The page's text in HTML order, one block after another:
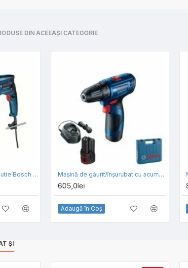
DIN ACEEAȘI CATEGORIE
Masina de gaurit cu percutie Bosch GSB 18-2 RE Maşină de găurit/înşurubat cu acumulator Bosch GSR 120-LI, 2 Acu x 2.0 Ah, valiza
605,0lei
Adaugă în Coş
ȘI